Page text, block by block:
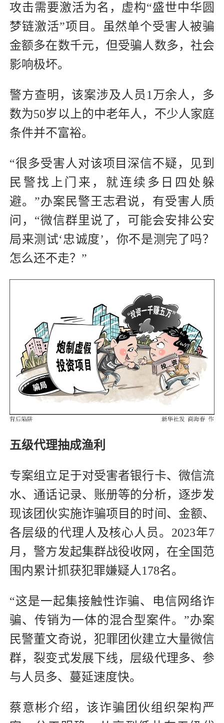
攻击需要激活为名，虚构“盛世中华圆
梦链激活”项目。虽然单个受害人被骗
金额多在数千元，但受骗人数多，社会
影响极坏。
警方查明，该案涉及人员1万余人，多
数为50岁以上的中老年人，不少人家庭
条件并不富裕。
“很多受害人对该项目深信不疑，见到
民警找上门来，就连续多日四处躲
避。”办案民警王志君说，有受害人质
问，“微信群里说了，可能会安排公安
局来测试‘忠诚度’，你不是测完了吗？
怎么还不走？”
五级代理抽成渔利
专案组立足于对受害者银行卡、微信流
水、通话记录、账册等的分析，逐步发
现该团伙实施诈骗项目的时间、金额、
各层级的代理人及核心人员。2023年7
月，警方发起集群战役收网，在全国范
围内累计抓获犯罪嫌疑人178名。
“这是一起集接触性诈骗、电信网络诈
骗、传销为一体的混合型案件。”办案
民警董文奇说，犯罪团伙建立大量微信
群，裂变式发展下线，层级代理多、参
与人员多、蔓延速度快。
蔡意彬介绍，该诈骗团伙组织架构严